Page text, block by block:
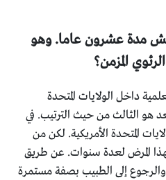
مدة عشرون عاما. وهو
المزمن؟
داخل الولايات المتحدة
هو الثالث من حيث الترتيب. في
المتحدة الأمريكية. لكن من
المرض لعدة سنوات. عن طريق
إلى الطبيب بصفة مستمرة